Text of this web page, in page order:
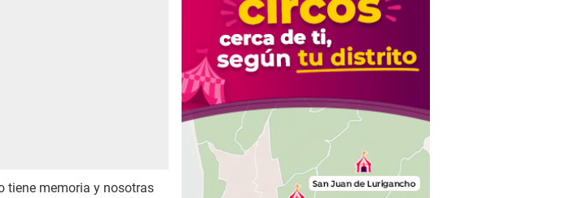
tiene memoria y nosotras